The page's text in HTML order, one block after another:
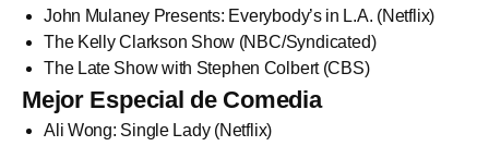
John Mulaney Presents: Everybody’s in L.A. (Netflix)
The Kelly Clarkson Show (NBC/Syndicated)
The Late Show with Stephen Colbert (CBS)
Mejor Especial de Comedia
Ali Wong: Single Lady (Netflix)